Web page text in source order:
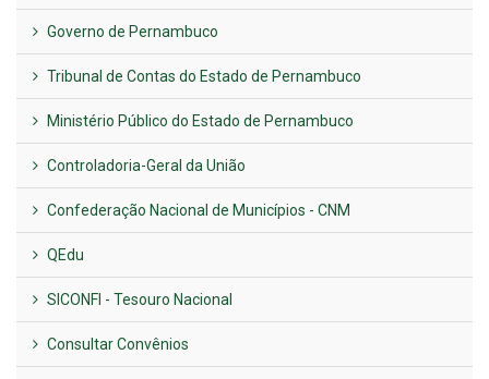
Plano Diretor – 2026
Publicado em: 14 de maio de 2026
UTILIDADE PÚBLICA
Previous
Next
LINKS ÚTEIS
AMUPE